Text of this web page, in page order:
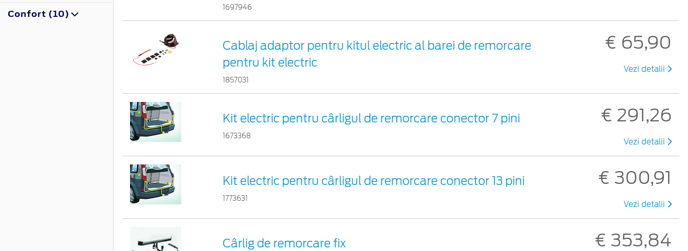
Confort (10)
1697946
Cablaj adaptor pentru kitul electric al barei de remorcare
pentru kit electric
1857031
€ 65,90
Vezi detalii
Kit electric pentru cârligul de remorcare conector 7 pini
1673368
€ 291,26
Vezi detalii
Kit electric pentru cârligul de remorcare conector 13 pini
1773631
€ 300,91
Vezi detalii
Cârlig de remorcare fix € 353,84